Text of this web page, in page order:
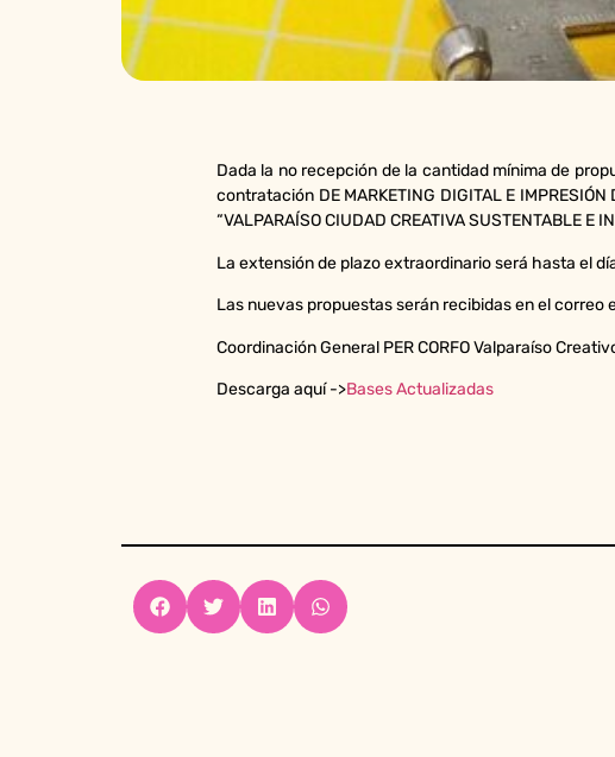
Dada la no recepción de la cantidad mínima de
contratación DE MARKETING DIGITAL E IMPRESIÓN
“VALPARAÍSO CIUDAD CREATIVA SUSTENTABLE E
La extensión de plazo extraordinario será hasta el
Las nuevas propuestas serán recibidas en el correo
Coordinación General PER CORFO Valparaíso
Descarga aquí ->Bases Actualizadas